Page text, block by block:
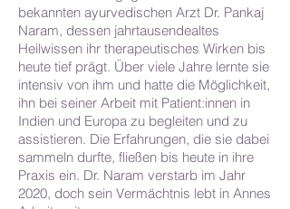
bekannten ayurvedischen Arzt Dr. Pankaj
Naram, dessen jahrtausendealtes
Heilwissen ihr therapeutisches Wirken bis
heute tief prägt. Über viele Jahre lernte sie
intensiv von ihm und hatte die Möglichkeit,
ihn bei seiner Arbeit mit Patient:innen in
Indien und Europa zu begleiten und zu
assistieren. Die Erfahrungen, die sie dabei
sammeln durfte, fließen bis heute in ihre
Praxis ein. Dr. Naram verstarb im Jahr
2020, doch sein Vermächtnis lebt in Annes